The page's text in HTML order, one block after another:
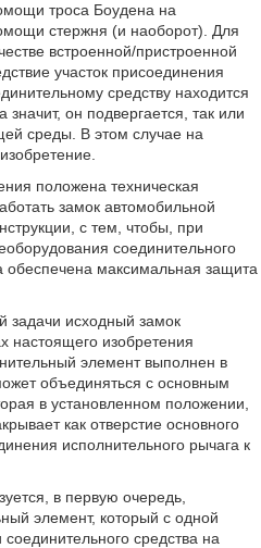
троса Боудена на
стержня (и наоборот). Для
встроенной/пристроенной
участок присоединения
средству находится
он подвергается, так или
среды. В этом случае на
положена техническая
замок автомобильной
с тем, чтобы, при
соединительного
максимальная защита
задачи исходный замок
настоящего изобретения
элемент выполнен в
объединяться с основным
в установленном положении,
как отверстие основного
исполнительного рычага к
в первую очередь,
элемент, который с одной
средства на